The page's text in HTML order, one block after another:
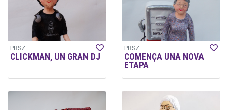
PRSZ
CLICKMAN, UN GRAN DJ
PRSZ
COMENÇA UNA NOVA
ETAPA